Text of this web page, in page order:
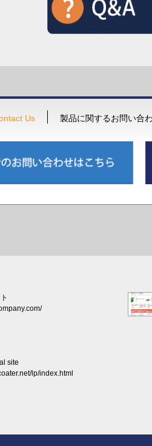
Us 製品に関するお問い合
site
lp/index.html